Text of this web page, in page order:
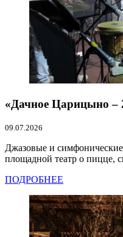
«Дачное Царицыно –
09.07.2026
Джазовые и
площадной театр о пицце,
ПОДРОБНЕЕ